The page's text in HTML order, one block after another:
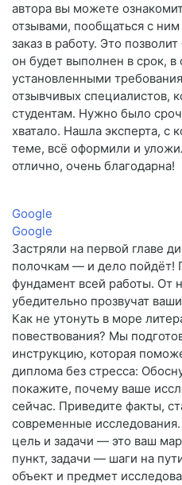
автора вы можете
отзывами, пообщаться с
заказ в работу. Это
он будет выполнен в срок, в
установленными
отзывчивых специалистов,
студентам. Нужно было
хватало. Нашла эксперта, с
теме, всё оформили и
отлично, очень благодарна!
Google
Google
Застряли на первой главе
полочкам — и дело пойдёт!
фундамент всей работы. От
убедительно прозвучат
Как не утонуть в море
повествования? Мы
инструкцию, которая
диплома без стресса:
покажите, почему ваше
сейчас. Приведите факты,
современные
цель и задачи — это ваш
пункт, задачи — шаги на
объект и предмет